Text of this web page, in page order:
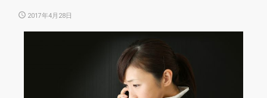
POSTED
2017年4月28日